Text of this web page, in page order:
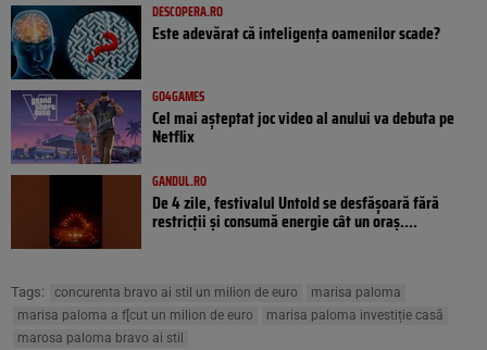
DESCOPERA.RO
Este adevărat că inteligența oamenilor scade?
GO4GAMES
Cel mai așteptat joc video al anului va debuta pe
Netflix
GANDUL.RO
De 4 zile, festivalul Untold se desfășoară fără
restricții și consumă energie cât un oraș....
Tags: concurenta bravo ai stil un milion de euro
marisa paloma
marisa paloma a f[cut un milion de euro
marisa paloma investiție casă
marosa paloma bravo ai stil